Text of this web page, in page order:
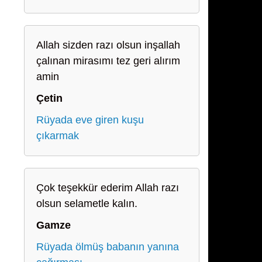
Allah sizden razı olsun inşallah
çalınan mirasımı tez geri alırım
amin
Çetin
Rüyada eve giren kuşu
çıkarmak
Çok teşekkür ederim Allah razı
olsun selametle kalın.
Gamze
Rüyada ölmüş babanın yanına